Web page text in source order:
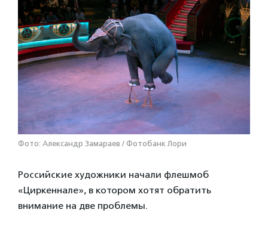
Фото: Александр Замараев / Фотобанк Лори
Российские художники начали флешмоб
«Циркеннале», в котором хотят обратить
внимание на две проблемы.